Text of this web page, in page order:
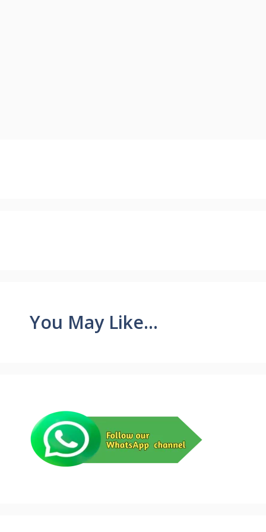
You May Like...